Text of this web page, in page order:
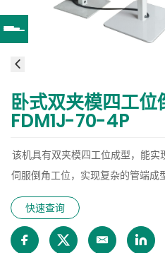
卧式双夹模四工
FDM1J-70-4P
该机具有双夹模四工位成型，能实
伺服倒角工位，实现复杂的管端成
快速查询